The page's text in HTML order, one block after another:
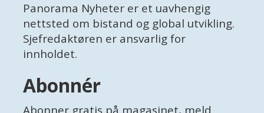
Panorama Nyheter er et uavhengig
nettsted om bistand og global utvikling.
Sjefredaktøren er ansvarlig for
innholdet.
Abonnér
Abonner gratis på magasinet, meld